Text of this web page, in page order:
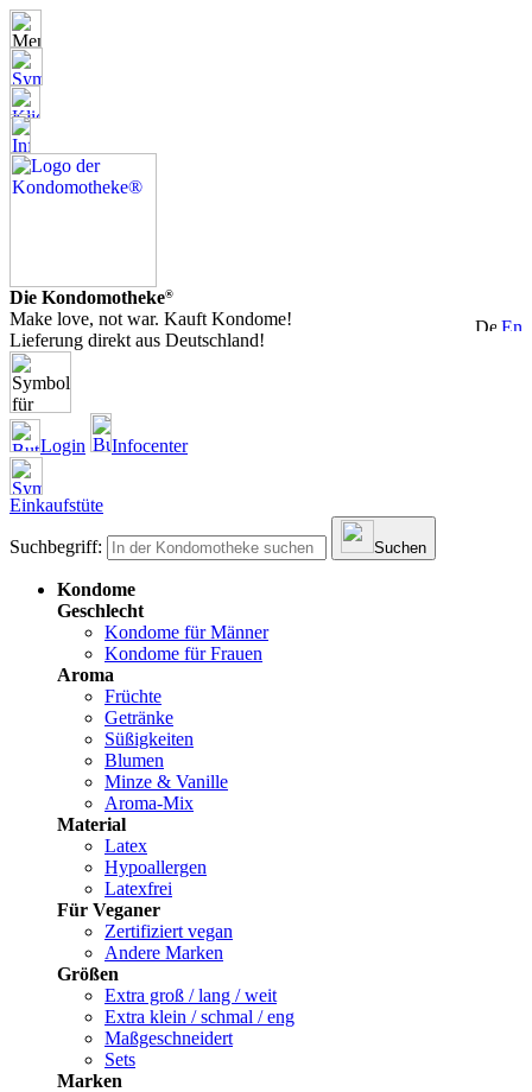
Die Kondomotheke®
Make love, not war. Kauft Kondome!
Lieferung direkt aus Deutschland!
Login Infocenter
Einkaufstüte
Suchbegriff: Suchen
Kondome
Geschlecht
Kondome für Männer
Kondome für Frauen
Aroma
Früchte
Getränke
Süßigkeiten
Blumen
Minze & Vanille
Aroma-Mix
Material
Latex
Hypoallergen
Latexfrei
Für Veganer
Zertifiziert vegan
Andere Marken
Größen
Extra groß / lang / weit
Extra klein / schmal / eng
Maßgeschneidert
Sets
Marken